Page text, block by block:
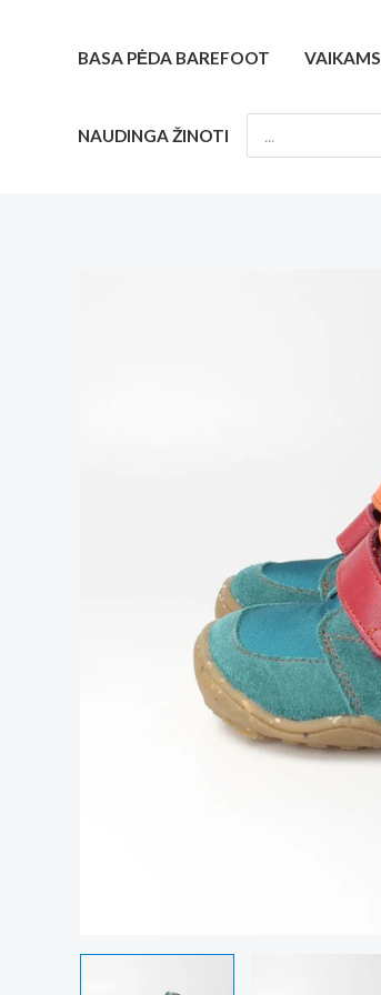
BASA PĖDA BAREFOOT VAIKAMS
NAUDINGA ŽINOTI
PRODUCTS
SEARCH